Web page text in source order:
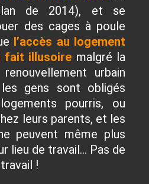
de 2014), et se
des cages à poule
l’accès au logement
fait illusoire malgré la
urbain
gens sont obligés
pourris, ou
leurs parents, et les
peuvent même plus
lieu de travail… Pas de
!